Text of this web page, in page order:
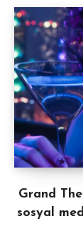
Grand
sosyal